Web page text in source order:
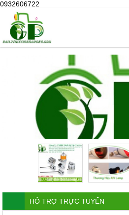
0932606722
HỖ TRỢ TRỰC TUYẾN